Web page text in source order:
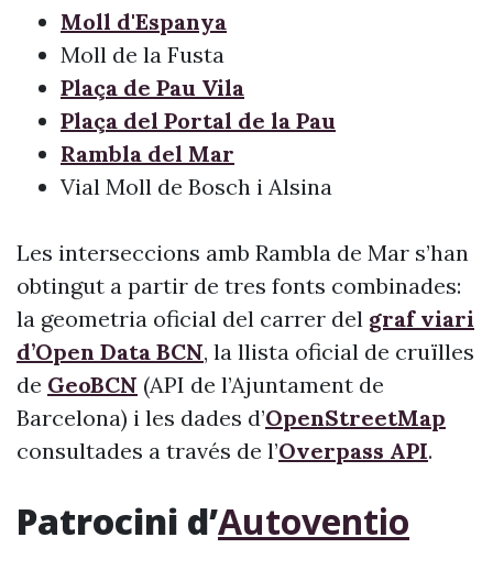
Moll d'Espanya
Moll de la Fusta
Plaça de Pau Vila
Plaça del Portal de la Pau
Rambla del Mar
Vial Moll de Bosch i Alsina
Les interseccions amb Rambla de Mar s’han
obtingut a partir de tres fonts combinades:
la geometria oficial del carrer del graf viari
d’Open Data BCN, la llista oficial de cruïlles
de GeoBCN (API de l’Ajuntament de
Barcelona) i les dades d’OpenStreetMap
consultades a través de l’Overpass API.
Patrocini d’Autoventio